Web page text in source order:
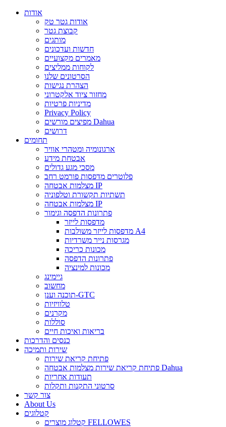
אודות
אודות גטר טק
קבוצת גטר
מותגים
חדשות ועדכונים
מאמרים מקצועיים
לקוחות ממליצים
הסרטונים שלנו
הצהרת נגישות
מחזור ציוד אלקטרוני
מדיניות פרטיות
Privacy Policy
מפיצים מורשים Dahua
דרושים
תחומים
ארגונומיה ומטהרי אוויר
אבטחת מידע
מסכי מגע גדולים
פלוטרים מדפסות פורמט רחב
מצלמות אבטחה IP
תשתיות תקשורת וטלפוניה
מצלמות אבטחה IP
פתרונות הדפסה וגימור
מדפסות לייזר
מדפסות לייזר משולבות A4
מגרסות נייר משרדיות
מכונות כריכה
פתרונות הדפסה
מכונות למינציה
גיימינג
מחשוב
תוכנה וענן-GTC
טלוויזיות
מקרנים
סוללות
בריאות ואיכות חיים
כנסים והדרכות
שירות ותמיכה
פתיחת קריאת שירות
פתיחת קריאת שירות מצלמות אבטחה Dahua
תעודות אחריות
סרטוני התקנות ותקלות
צור קשר
About Us
קטלוגים
קטלוג מוצרים FELLOWES